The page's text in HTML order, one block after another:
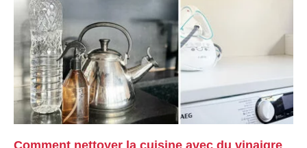
Comment nettoyer la cuisine avec du vinaigre